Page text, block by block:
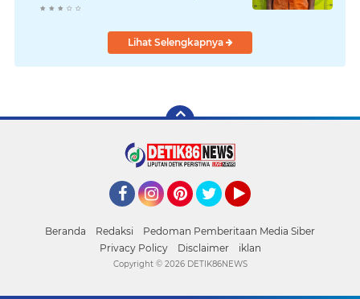
Lihat Selengkapnya
Beranda Redaksi
Pedoman Pemberitaan Media Siber
Privacy Policy
Disclaimer iklan
Copyright © 2026 DETIK86NEWS